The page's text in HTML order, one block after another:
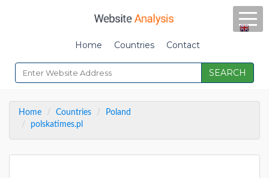
Home Countries Contact
SEARCH
Home Countries
Poland
polskatimes.pl